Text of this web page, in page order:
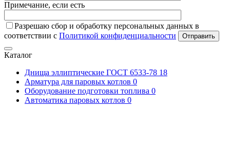
Примечание, если есть
Разрешаю сбор и обработку персональных данных в
соответствии с Политикой конфиденциальности Отправить
Каталог
Днища эллиптические ГОСТ 6533-78 18
Арматура для паровых котлов 0
Оборудование подготовки топлива 0
Автоматика паровых котлов 0